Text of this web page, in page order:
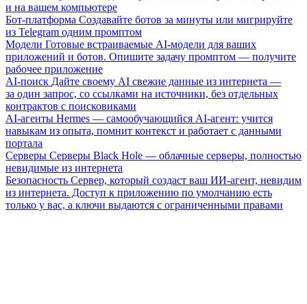
и на вашем компьютере
Бот-платформа Создавайте ботов за минуты или мигрируйте
из Telegram одним промптом
Модели Готовые встраиваемые AI-модели для ваших
приложений и ботов. Опишите задачу промптом — получите
рабочее приложение
AI-поиск Дайте своему AI свежие данные из интернета —
за один запрос, со ссылками на источники, без отдельных
контрактов с поисковиками
AI-агенты Hermes — самообучающийся AI-агент: учится
навыкам из опыта, помнит контекст и работает с данными
портала
Серверы Серверы Black Hole — облачные серверы, полностью
невидимые из интернета
Безопасность Сервер, который создаст ваш ИИ-агент, невидим
из интернета. Доступ к приложению по умолчанию есть
только у вас, а ключи выдаются с ограниченными правами